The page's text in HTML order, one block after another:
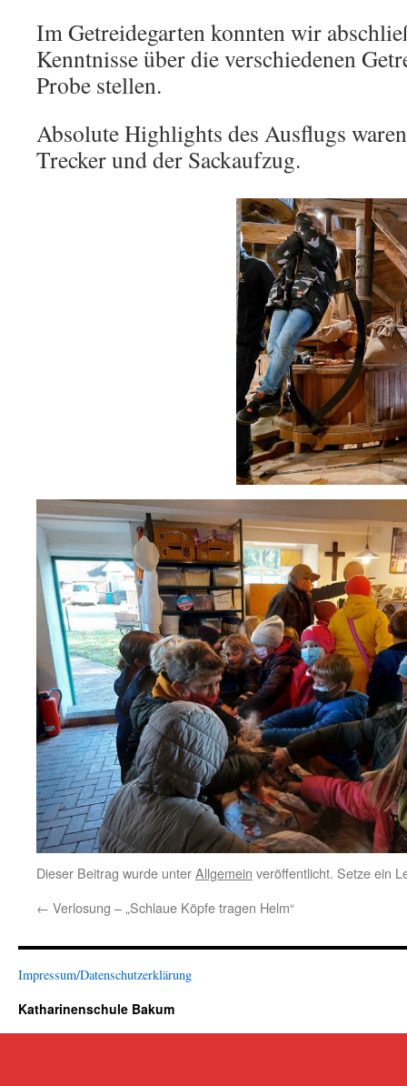
Im Getreidegarten konnten wir
Kenntnisse über die verschiedenen
Probe stellen.
Absolute Highlights des Ausflugs
Trecker und der Sackaufzug.
Dieser Beitrag wurde unterAllgemein veröffentlicht. Setze ein
← Verlosung – „Schlaue Köpfe tragen Helm“
Impressum/Datenschutzerklärung
Katharinenschule Bakum